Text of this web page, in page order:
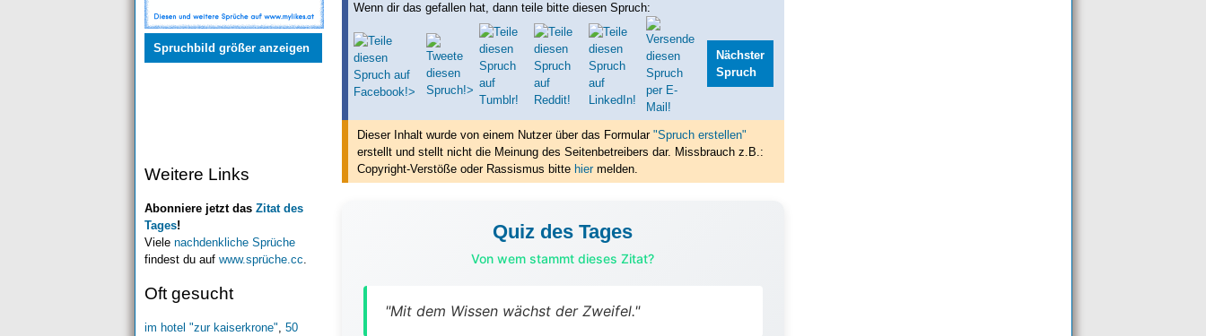
Spruchbild größer anzeigen
Weitere Links
Abonniere jetzt das Zitat des
Tages!
Viele nachdenkliche Sprüche
findest du auf www.sprüche.cc
Oft gesucht
im hotel "zur kaiserkrone", 50
Wenn dir das gefallen hat, dann teile bitte diesen Spruch:
Nächster
Spruch
Dieser Inhalt wurde von einem Nutzer über das Formular "Spruch erstellen"
erstelltund stellt nicht die Meinung des Seitenbetreibers dar. Missbrauch z.B.:
Copyright-Verstöße oder Rassismus bitte hiermelden.
Quiz des Tages
Von wem stammt dieses Zitat?
"Mit dem Wissen wächst der Zweifel."